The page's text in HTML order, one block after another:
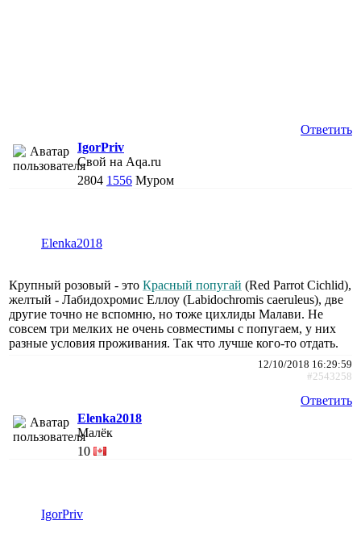
Ответить
IgorPriv
Свой на Aqa.ru
2804 1556 Муром
Elenka2018
Крупный розовый - это Красный попугай (Red Parrot Cichlid),
желтый - Лабидохромис Еллоу (Labidochromis caeruleus), две
другие точно не вспомню, но тоже цихлиды Малави. Не
совсем три мелких не очень совместимы с попугаем, у них
разные условия проживания. Так что лучше кого-то отдать.
12/10/2018 16:29:59
#2543258
Ответить
Elenka2018
Малёк
10
IgorPriv